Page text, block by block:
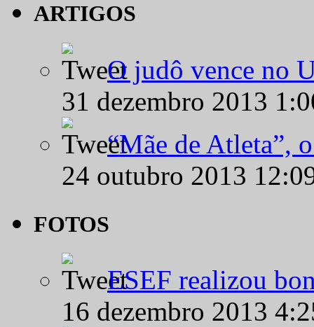
ARTIGOS
O judô vence no
31 dezembro 2013
“Mãe de Atleta”,
24 outubro 2013
FOTOS
ESEF realizou
16 dezembro 2013